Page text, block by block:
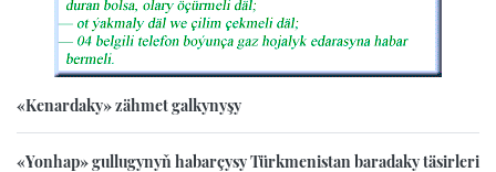
«Kenardaky» zähmet galkynyşy
«Yonhap» gullugynyň habarçysy Türkmenistan baradaky täsirleri